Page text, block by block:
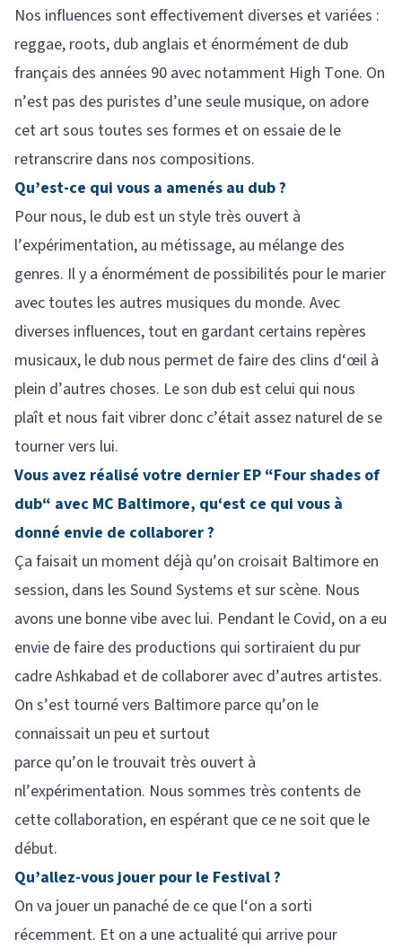
Nos influences sont effectivement diverses et variées :
reggae, roots, dub anglais et énormément de dub
français des années 90 avec notamment High Tone. On
n’est pas des puristes d’une seule musique, on adore
cet art sous toutes ses formes et on essaie de le
retranscrire dans nos compositions.
Qu’est-ce qui vous a amenés au dub ?
Pour nous, le dub est un style très ouvert à
l’expérimentation, au métissage, au mélange des
genres. Il y a énormément de possibilités pour le marier
avec toutes les autres musiques du monde. Avec
diverses influences, tout en gardant certains repères
musicaux, le dub nous permet de faire des clins d‘œil à
plein d’autres choses. Le son dub est celui qui nous
plaît et nous fait vibrer donc c’était assez naturel de se
tourner vers lui.
Vous avez réalisé votre dernier EP “Four shades of
dub“ avec MC Baltimore, qu‘est ce qui vous à
donné envie de collaborer ?
Ça faisait un moment déjà qu’on croisait Baltimore en
session, dans les Sound Systems et sur scène. Nous
avons une bonne vibe avec lui. Pendant le Covid, on a eu
envie de faire des productions qui sortiraient du pur
cadre Ashkabad et de collaborer avec d’autres artistes.
On s’est tourné vers Baltimore parce qu’on le
connaissait un peu et surtout
parce qu’on le trouvait très ouvert à
nl’expérimentation. Nous sommes très contents de
cette collaboration, en espérant que ce ne soit que le
début.
Qu’allez-vous jouer pour le Festival ?
On va jouer un panaché de ce que l‘on a sorti
récemment. Et on a une actualité qui arrive pour